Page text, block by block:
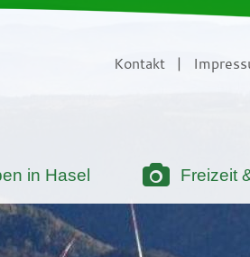
Kontakt |
in Hasel Freizeit